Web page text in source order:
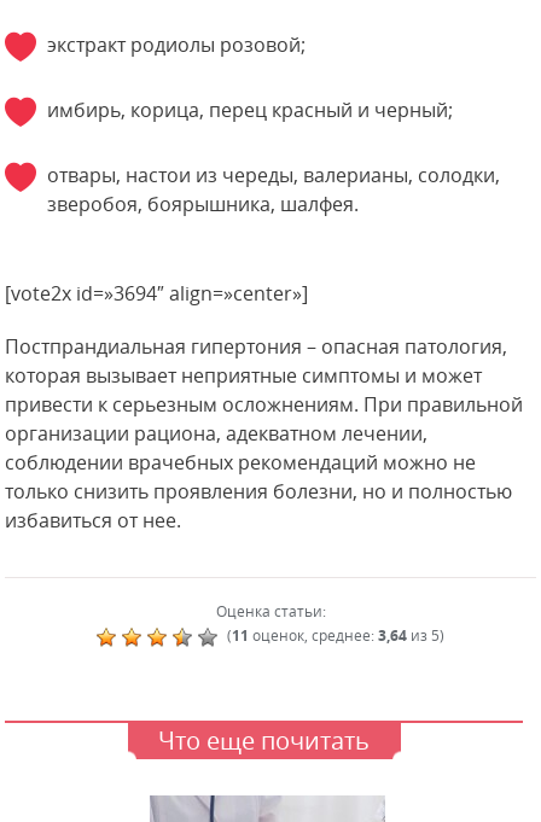
экстракт родиолы розовой;
имбирь, корица, перец красный и черный;
отвары, настои из череды, валерианы, солодки,
зверобоя, боярышника, шалфея.
[vote2x id=»3694″ align=»center»]
Постпрандиальная гипертония – опасная патология,
которая вызывает неприятные симптомы и может
привести к серьезным осложнениям. При правильной
организации рациона, адекватном лечении,
соблюдении врачебных рекомендаций можно не
только снизить проявления болезни, но и полностью
избавиться от нее.
Оценка статьи:
(11 оценок, среднее:3,64 из 5)
Что еще почитать